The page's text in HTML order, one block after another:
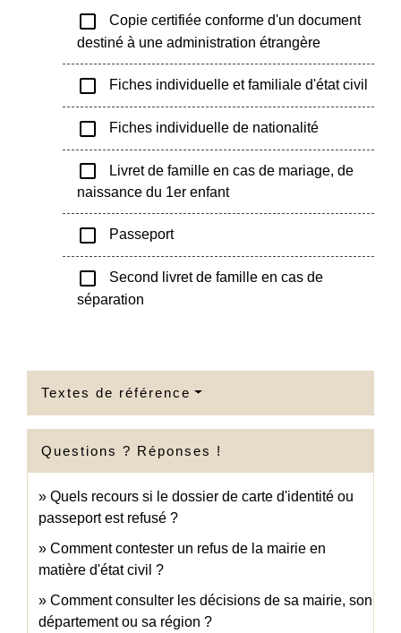
check_box_outline_blank
Copie certifiée conforme d'un document
destiné à une administration étrangère
check_box_outline_blank Fiches individuelle et familiale d'état civil
check_box_outline_blank Fiches individuelle de nationalité
check_box_outline_blank
Livret de famille en cas de mariage, de
naissance du 1er enfant
check_box_outline_blank Passeport
check_box_outline_blank
Second livret de famille en cas de
séparation
Textes de référence
Questions ? Réponses !
Quels recours si le dossier de carte d'identité ou
passeport est refusé ?
Comment contester un refus de la mairie en
matière d'état civil ?
Comment consulter les décisions de sa mairie, son
département ou sa région ?